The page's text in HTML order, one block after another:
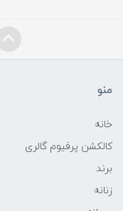
منو
خانه
کالکشن پرفیوم گالری
برند
زنانه